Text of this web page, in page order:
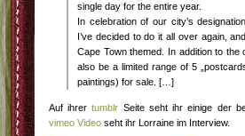
single day for the entire year.
In celebration of our city’s
I’ve decided to do it all over again,
Cape Town themed. In addition to the
also be a limited range of 5
paintings) for sale. […]
Auf ihrertumblr Seite seht ihr einige der
vimeo Video seht ihr Lorraine im Interview.